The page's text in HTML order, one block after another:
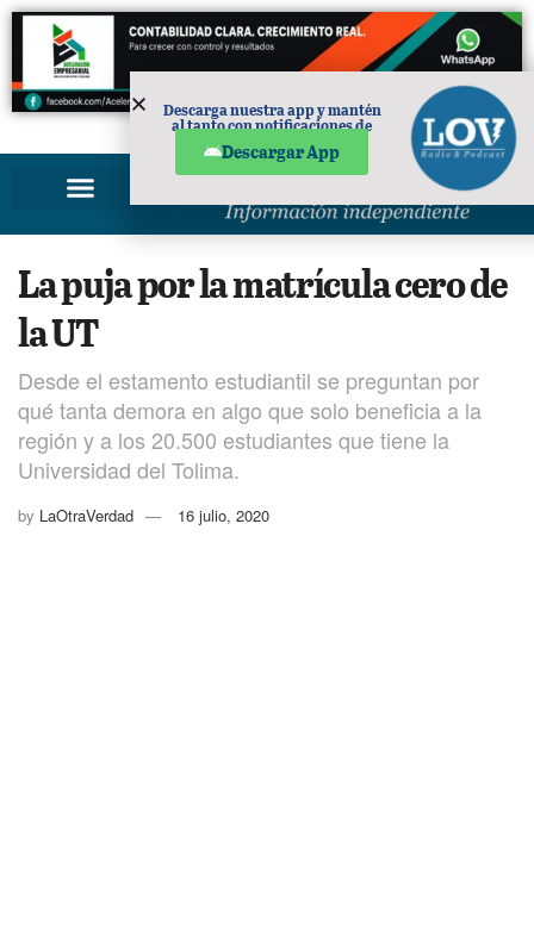
PUBLICIDAD
La puja por la matrícula cero de
la UT
Desde el estamento estudiantil se preguntan por
qué tanta demora en algo que solo beneficia a la
región y a los 20.500 estudiantes que tiene la
Universidad del Tolima.
by LaOtraVerdad 16 julio, 2020
Descarga nuestra app y mantén
al tanto con notificaciones de
Descargar App